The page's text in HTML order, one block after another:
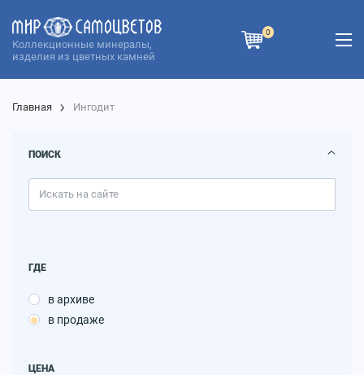
Коллекционные минералы,
изделия из цветных камней
0
Главная Ингодит
ПОИСК
ГДЕ
в архиве
в продаже
ЦЕНА